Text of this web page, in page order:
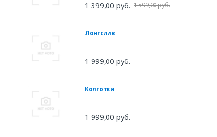
1 399,00 руб. 1 599,00 руб.
Лонгслив
1 999,00 руб.
Колготки
1 999,00 руб.